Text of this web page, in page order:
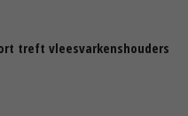
treft vleesvarkenshouders